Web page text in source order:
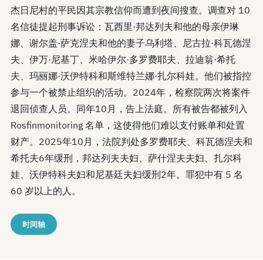
杰日尼村的平民因其宗教信仰而遭到夜间搜查。调查对 10
名信徒提起刑事诉讼：瓦西里·邦达列夫和他的母亲伊琳
娜、谢尔盖·萨克涅夫和他的妻子乌利塔、尼古拉·科瓦德涅
夫、伊万·尼基丁、米哈伊尔·多罗费耶夫、拉迪翁·希托
夫、玛丽娜·沃伊特科和斯维特兰娜·扎尔科娃。他们被指控
参与一个被禁止组织的活动。2024年，检察院两次将案件
退回侦查人员。同年10月，告上法庭。所有被告都被列入
Rosfinmonitoring 名单，这使得他们难以支付账单和处置
财产。2025年10月，法院判处多罗费耶夫、科瓦德涅夫和
希托夫6年缓刑，邦达列夫夫妇、萨什涅夫夫妇、扎尔科
娃、沃伊特科夫妇和尼基廷夫妇缓刑2年。罪犯中有 5 名
60 岁以上的人。
时间轴